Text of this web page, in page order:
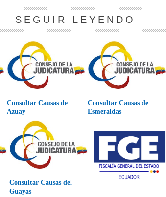
SEGUIR LEYENDO
Consultar Causas de
Azuay
Consultar Causas de
Esmeraldas
Consultar Causas del
Guayas